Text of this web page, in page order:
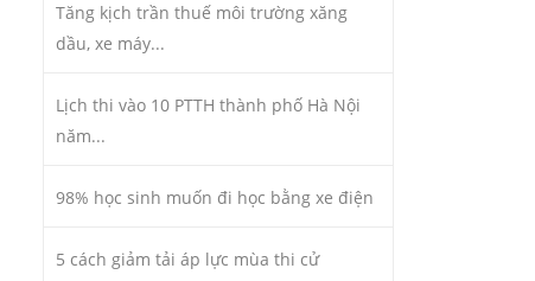
Tăng kịch trần thuế môi trường xăng
dầu, xe máy...
Lịch thi vào 10 PTTH thành phố Hà Nội
năm...
98% học sinh muốn đi học bằng xe điện
5 cách giảm tải áp lực mùa thi cử